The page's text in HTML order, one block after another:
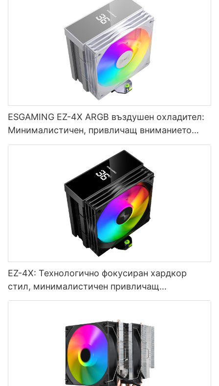
ESGAMING EZ-4X ARGB въздушен охладител:
Минималистичен, привличащ вниманието
стил, ефикасен и тих, избор на геймър
EZ-4X: Технологично фокусиран хардкор
стил, минималистичен привличащ
вниманието стил, стил, ориентиран към